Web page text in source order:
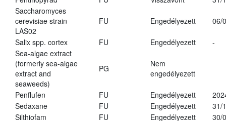
Saccharomyces
cerevisiae strain
LAS02
FU Engedélyezett 06/
Salix spp. cortex FU Engedélyezett
-
Sea-algae extract
(formerly sea-algae
extract and
seaweeds)
PG
Nem
engedélyezett
Penflufen FU Engedélyezett
Sedaxane
FU Engedélyezett
31/
Silthiofam
FU Engedélyezett 30/